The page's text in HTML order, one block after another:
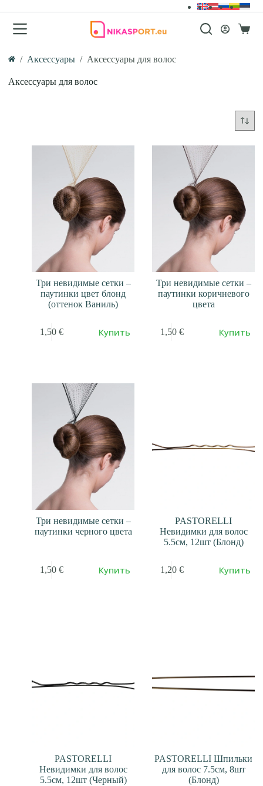
к
сути
/ Аксессуары / Аксессуары для волос
Аксессуары для волос
Три невидимые сетки –
паутинки цвет блонд
(оттенок Ваниль)
1,50 € Купить
Три невидимые сетки –
паутинки коричневого
цвета
1,50 € Купить
Три невидимые сетки –
паутинки черного цвета
1,50 € Купить
PASTORELLI
Невидимки для волос
5.5см, 12шт (Блонд)
1,20 € Купить
PASTORELLI
Невидимки для волос
5.5см, 12шт (Черный)
PASTORELLI Шпильки
для волос 7.5см, 8шт
(Блонд)